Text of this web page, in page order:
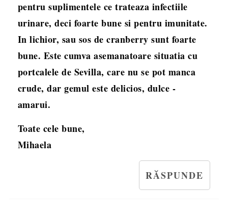
pentru suplimentele ce trateaza infectiile
urinare, deci foarte bune si pentru imunitate.
In lichior, sau sos de cranberry sunt foarte
bune. Este cumva asemanatoare situatia cu
portcalele de Sevilla, care nu se pot manca
crude, dar gemul este delicios, dulce -
amarui.
Toate cele bune,
Mihaela
RĂSPUNDE